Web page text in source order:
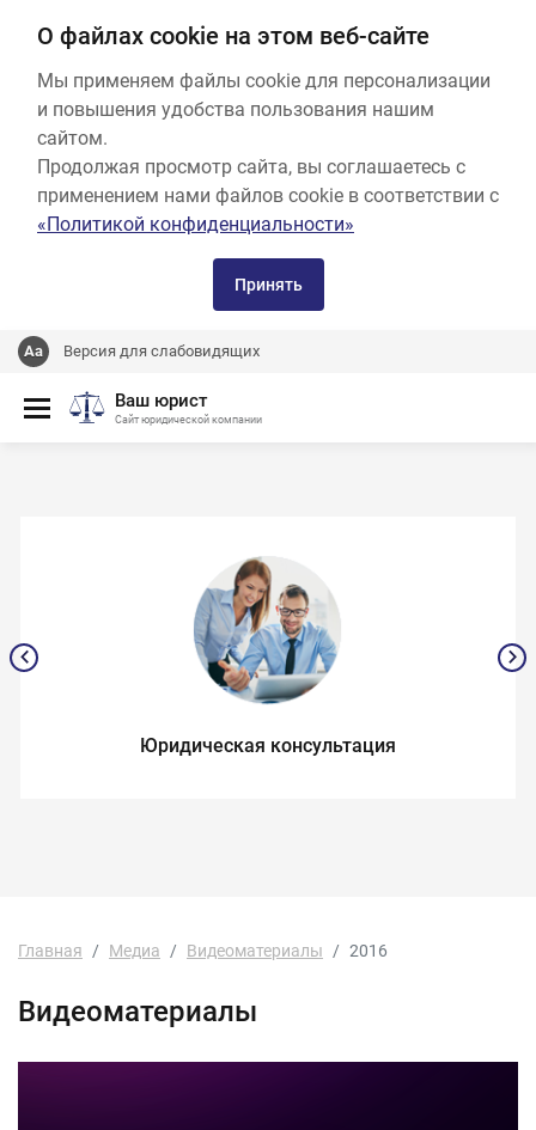
О файлах cookie на этом веб-сайте
Мы применяем файлы cookie для персонализации
и повышения удобства пользования нашим
сайтом.
Продолжая просмотр сайта, вы соглашаетесь с
применением нами файлов cookie в соответствии с
«Политикой конфиденциальности»
Принять
Версия для слабовидящих
Ваш юрист
Сайт юридической компании
Юридическая консультация
Главная Медиа Видеоматериалы 2016
Видеоматериалы